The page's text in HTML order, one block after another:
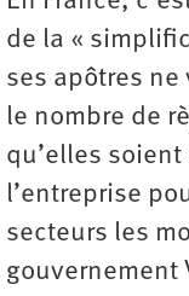
de la «
ses apôtres
le nombre de
qu’elles
l’entreprise
secteurs les
gouvernement